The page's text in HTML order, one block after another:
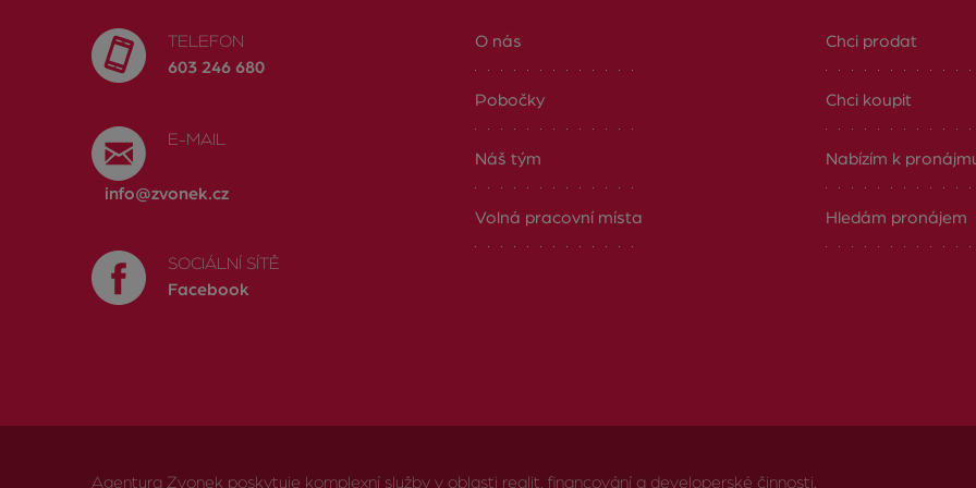
TELEFON
603 246 680
E-MAIL
info@zvonek.cz
SOCIÁLNÍ SÍTĚ
Facebook
O nás
Pobočky
Náš tým
Volná pracovní místa
Chci prodat
Chci koupit
Nabízím k
Hledám pronájem
Agentura Zvonek poskytuje komplexní služby v oblasti realit, financování a developerské činnosti.